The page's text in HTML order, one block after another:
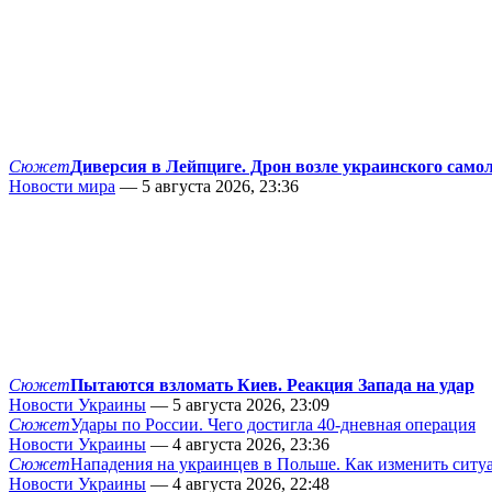
СюжетДиверсия в Лейпциге. Дрон возле украинского
Новости мира — 5 августа 2026, 23:36
СюжетПытаются взломать Киев. Реакция Запада на удар
Новости Украины — 5 августа 2026, 23:09
СюжетУдары по России. Чего достигла 40-дневная операция
Новости Украины — 4 августа 2026, 23:36
СюжетНападения на украинцев в Польше. Как изменить
Новости Украины — 4 августа 2026, 22:48